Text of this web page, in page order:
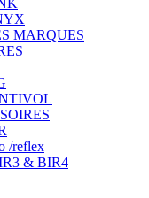
MARQUES
/reflex
& BIR4